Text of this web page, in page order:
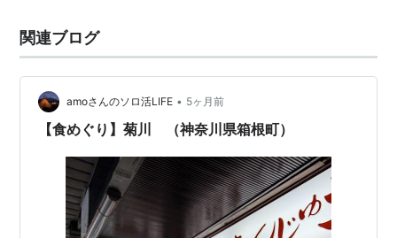
強羅駅(OH57)−彫刻の森駅(OH56)−小涌谷駅
(OH55)−宮ノ下駅(OH54)−大平台駅(OH53)−塔ノ沢
駅(OH52) ←「箱根湯本駅(OH51
「箱根湯本駅 (OH51 )」→入生田駅(OH50
OH49)−箱根板橋駅(OH48)−小田原駅(OH47)…（
田原線直通）
関連ブログ
amoさんのソロ活LIFE • 5ヶ月前
【食めぐり】菊川 （神奈川県箱根町）